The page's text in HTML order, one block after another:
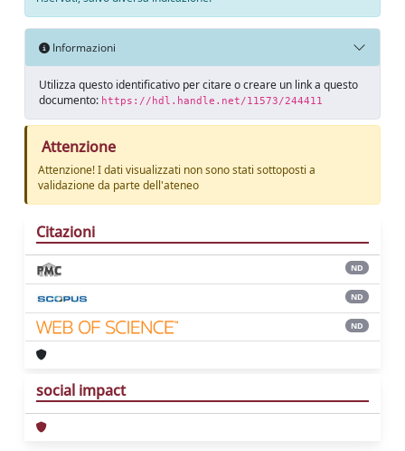
Informazioni
Utilizza questo identificativo per citare o creare un link a questo
documento: https://hdl.handle.net/11573/244411
Attenzione
Attenzione! I dati visualizzati non sono stati sottoposti a
validazione da parte dell'ateneo
Citazioni
ND
ND
ND
social impact